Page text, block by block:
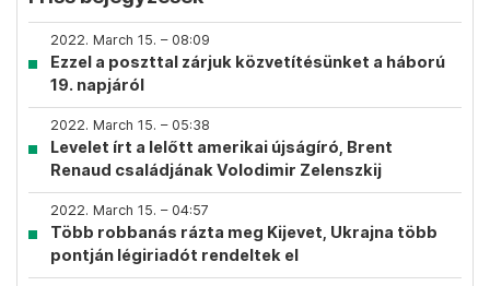
2022. March 15. – 08:09
Ezzel a poszttal zárjuk közvetítésünket a háború
19. napjáról
2022. March 15. – 05:38
Levelet írt a lelőtt amerikai újságíró, Brent
Renaud családjának Volodimir Zelenszkij
2022. March 15. – 04:57
Több robbanás rázta meg Kijevet, Ukrajna több
pontján légiriadót rendeltek el